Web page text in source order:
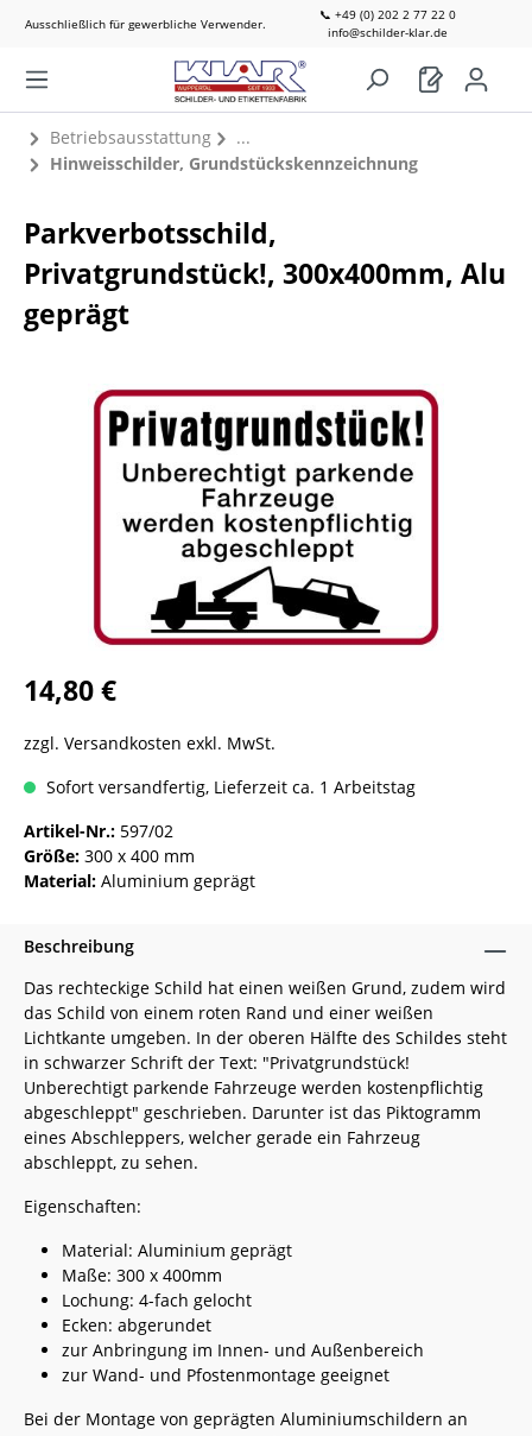
Ausschließlich für gewerbliche Verwender.
📞 +49 (0) 202 2 77 22 0
info@schilder-klar.de
Betriebsausstattung
Hinweisschilder, Grundstückskennzeichnung
Parkverbotsschild,
Privatgrundstück!, 300x400mm, Alu
geprägt
14,80 €
zzgl. Versandkosten exkl. MwSt.
Sofort versandfertig, Lieferzeit ca. 1 Arbeitstag
Artikel-Nr.: 597/02
Größe: 300 x 400 mm
Material: Aluminium geprägt
Beschreibung
Das rechteckige Schild hat einen weißen Grund, zudem wird
das Schild von einem roten Rand und einer weißen
Lichtkante umgeben. In der oberen Hälfte des Schildes steht
in schwarzer Schrift der Text: "Privatgrundstück!
Unberechtigt parkende Fahrzeuge werden kostenpflichtig
abgeschleppt" geschrieben. Darunter ist das Piktogramm
eines Abschleppers, welcher gerade ein Fahrzeug
abschleppt, zu sehen.
Eigenschaften:
Material: Aluminium geprägt
Maße: 300 x 400mm
Lochung: 4-fach gelocht
Ecken: abgerundet
zur Anbringung im Innen- und Außenbereich
zur Wand- und Pfostenmontage geeignet
Bei der Montage von geprägten Aluminiumschildern an